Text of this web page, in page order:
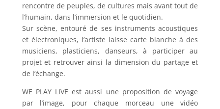
rencontre de peuples, de cultures mais avant tout de
l’humain, dans l’immersion et le quotidien.
Sur scène, entouré de ses instruments acoustiques
et électroniques, l’artiste laisse carte blanche à des
musiciens, plasticiens, danseurs, à participer au
projet et retrouver ainsi la dimension du partage et
de l’échange.
WE PLAY LIVE est aussi une proposition de voyage
par l’image, pour chaque morceau une vidéo